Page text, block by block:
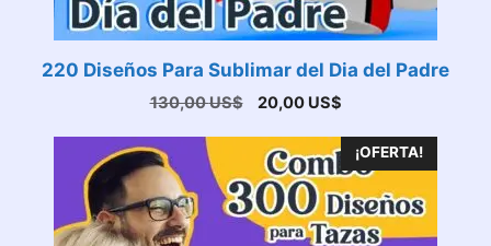
220 Diseños Para Sublimar del Dia del Padre
130,00US$
El
original
era:
130,00 US$.
20,00 US$El
actual
es:
20,00 US$.
¡OFERTA!